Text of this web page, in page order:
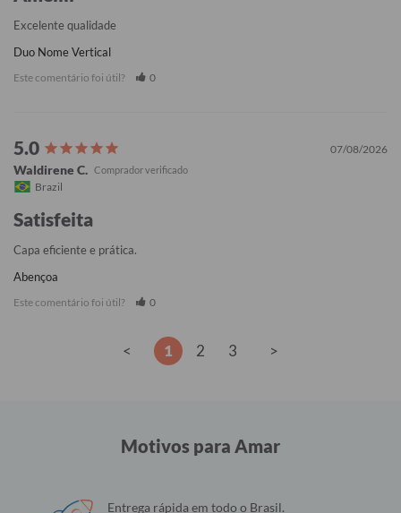
Excelente qualidade
Duo Nome Vertical
Este comentário foi útil? 0
07/08/2026
Waldirene C.
Brazil
Satisfeita
Capa eficiente e prática.
Abençoa
Este comentário foi útil? 0
< 1 2 3 >
Motivos para Amar
Entrega rápida em todo o Brasil.